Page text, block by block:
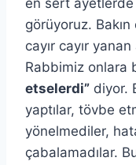
en sert
görüyoruz.
cayır cayır
Rabbimiz onlara
etselerdi” diyor.
yaptılar, tövbe
yönelmediler,
çabalamadılar.